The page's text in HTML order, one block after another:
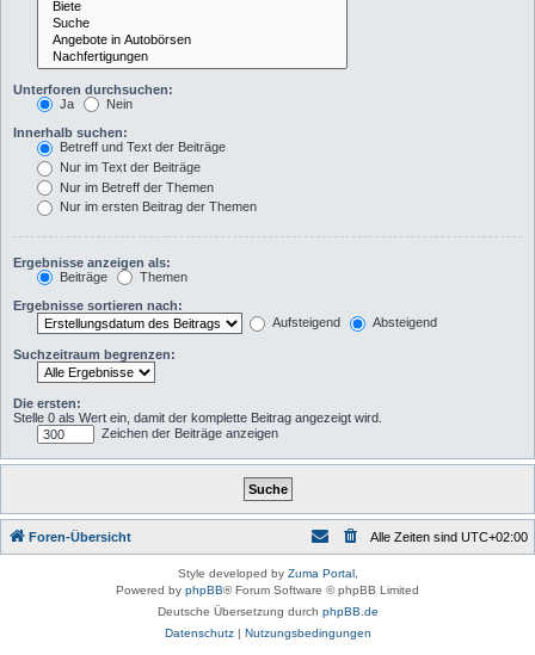
Unterforen durchsuchen:
Ja
Nein
Innerhalb suchen:
Betreff und Text der Beiträge
Nur im Text der Beiträge
Nur im Betreff der Themen
Nur im ersten Beitrag der Themen
Ergebnisse anzeigen als:
Beiträge
Themen
Ergebnisse sortieren nach:
Aufsteigend
Absteigend
Suchzeitraum begrenzen:
Die ersten:
Stelle 0 als Wert ein, damit der komplette Beitrag angezeigt wird.
Zeichen der Beiträge anzeigen
Foren-Übersicht Alle Zeiten sind UTC+02:00
Style developed by Zuma Portal,
Powered by phpBB® Forum Software © phpBB Limited
Deutsche Übersetzung durch phpBB.de
Datenschutz| Nutzungsbedingungen